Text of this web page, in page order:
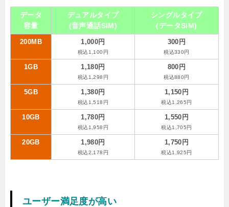
データ
容量
デュアルタイプ
(音声通話SIM)
シングルタイプ
(データSIM)
200MB 1,000円
税込1,100円
300円
税込330円
1GB 1,180円
税込1,298円
800円
税込880円
5GB 1,380円
税込1,518円
1,150円
税込1,265円
10GB 1,780円
税込1,958円
1,550円
税込1,705円
20GB 1,980円
税込2,178円
1,750円
税込1,925円
ユーザー満足度が高い